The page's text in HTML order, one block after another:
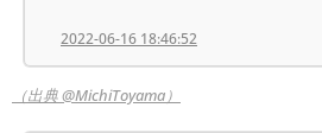
2022-06-16 18:46:52
（出典 @MichiToyama）